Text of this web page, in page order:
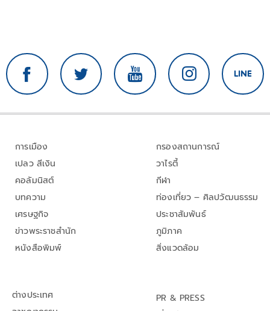
การเมือง
เปลว สีเงิน
คอลัมนิสต์
บทความ
เศรษฐกิจ
ข่าวพระราชสำนัก
หนังสือพิมพ์
กรองสถานการณ์
วาไรตี้
กีฬา
ท่องเที่ยว – ศิลปวัฒนธรรม
ประชาสัมพันธ์
ภูมิภาค
สิ่งแวดล้อม
ต่างประเทศ
PR & PRESS